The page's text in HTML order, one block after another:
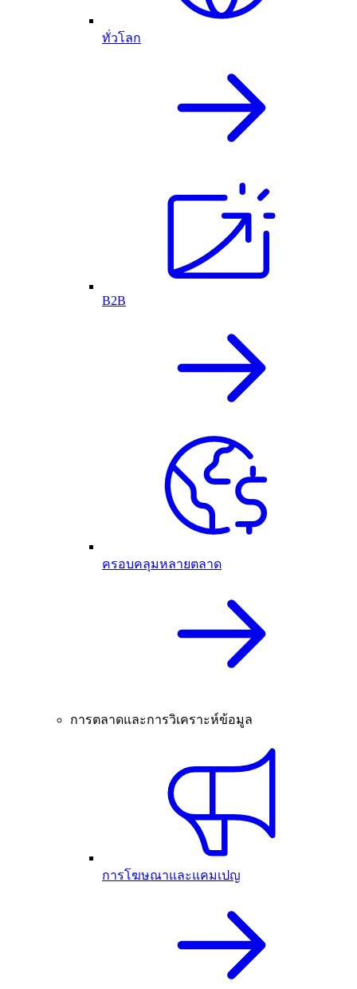
ทั่วโลก
B2B
ครอบคลุมหลายตลาด
การตลาดและการวิเคราะห์ข้อมูล
การโฆษณาและแคมเปญ